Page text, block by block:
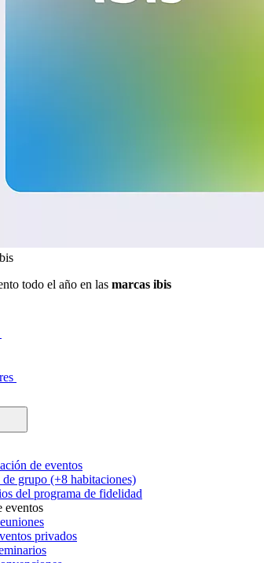
todo el año en las marcas ibis
de eventos
de grupo (+8 habitaciones)
del programa de fidelidad
eventos
privados